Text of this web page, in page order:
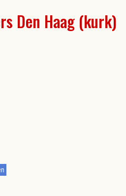
Den Haag (kurk)